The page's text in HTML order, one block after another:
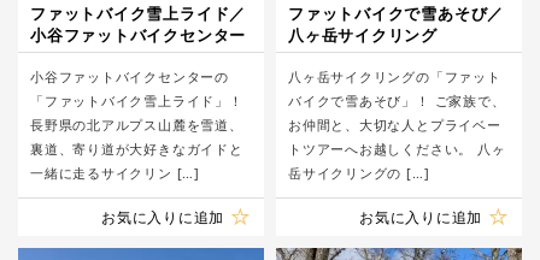
ファットバイク雪上ライド／
小谷ファットバイクセンター
小谷ファットバイクセンターの
「ファットバイク雪上ライド」！
長野県の北アルプス山麓を雪道、
裏道、寄り道が大好きなガイドと
一緒に走るサイクリン […]
お気に入りに追加
ファットバイクで雪あそび／
八ヶ岳サイクリング
八ヶ岳サイクリングの「ファット
バイクで雪あそび」！ ご家族で、
お仲間と、大切な人とプライベー
トツアーへお越しください。 八ヶ
岳サイクリングの […]
お気に入りに追加